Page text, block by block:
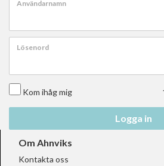
Användarnamn
Lösenord
Kom ihåg mig
Logga in
Om Ahnviks
Kontakta oss